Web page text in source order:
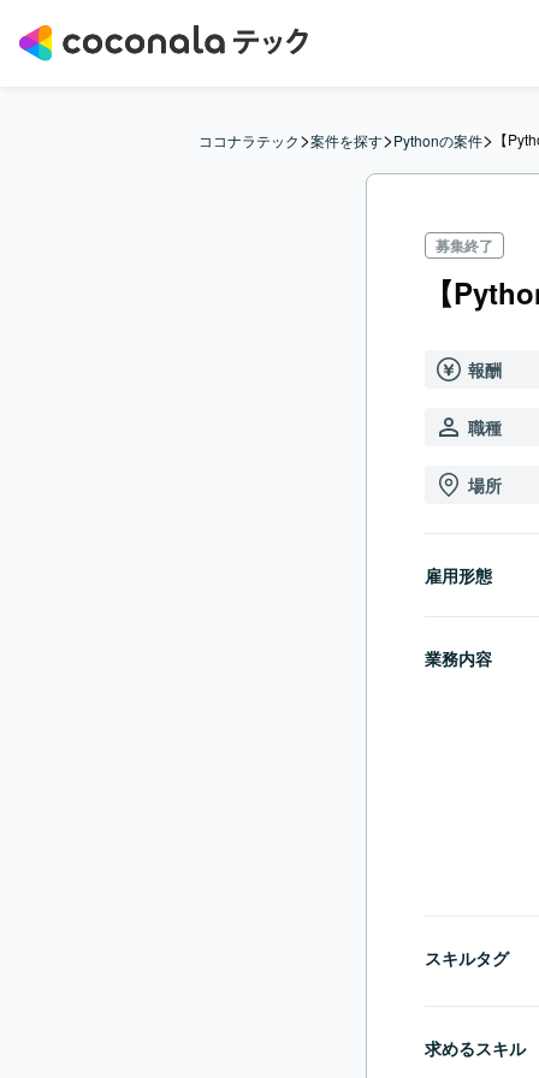
ココナラテック>案件を探す>Pythonの案件> 【
募集終了
【
報酬
職種
場所
雇用形態
業務内容
スキルタグ
求めるスキル